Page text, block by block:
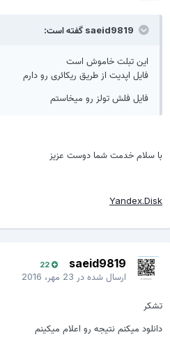
saeid9819 گفته است:
این تبلت خاموش است
فایل اپدیت از طریق ریکائری رو دارم
فایل فلش تولز رو میخاستم
با سلام خدمت شما دوست عزیز
Yandex.Disk
saeid9819
22
ارسال شده در23 مهر، 2016
تشکر
دانلود میکنم نتیجه رو اعلام میکینم